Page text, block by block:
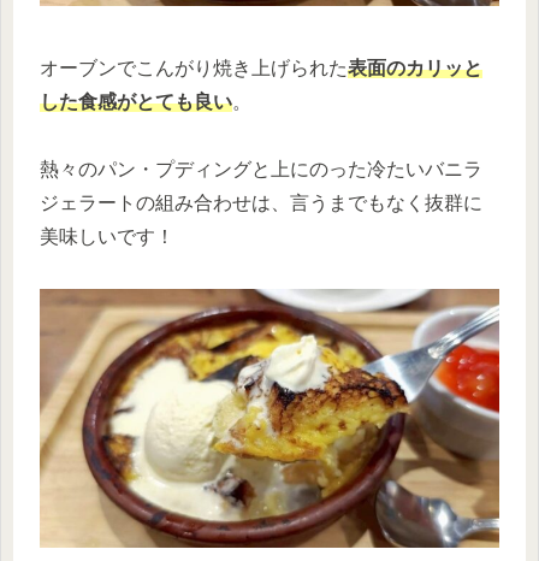
オーブンでこんがり焼き上げられた表面のカリッと
した食感がとても良い。
熱々のパン・プディングと上にのった冷たいバニラ
ジェラートの組み合わせは、言うまでもなく抜群に
美味しいです！